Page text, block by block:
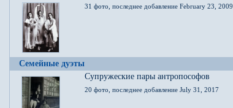
31 фото, последнее добавление February 23, 2009
Семейные дуэты
Супружеские пары антропософов
20 фото, последнее добавление July 31, 2017